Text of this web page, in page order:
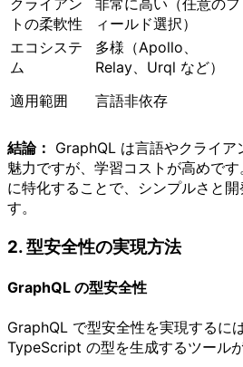
クライアン
トの柔軟性
非常に高い（任意のフ
ィールド選択）
エコシステ
ム
多様（Apollo、
Relay、Urql など）
適用範囲
言語非依存
結論： GraphQL は言語やクライ
魅力ですが、学習コストが高めで
に特化することで、シンプルさと
す。
2. 型安全性の実現方法
GraphQL の型安全性
GraphQL で型安全性を実現するに
TypeScript の型を生成するツールが